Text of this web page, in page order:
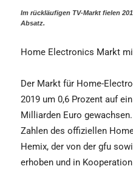
Im rückläufigen TV-Markt fielen
Absatz.
Home Electronics Markt
Der Markt für Home-
2019 um 0,6 Prozent auf
Milliarden Euro
Zahlen des offiziellen
Hemix, der von der gfu
erhoben und in